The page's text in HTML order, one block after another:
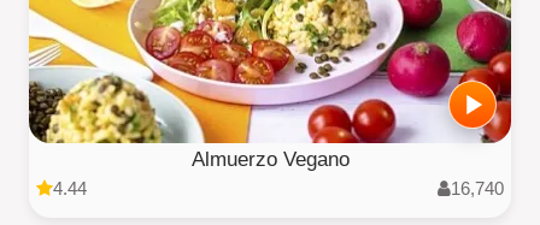
Almuerzo Vegano
4.44 16,740